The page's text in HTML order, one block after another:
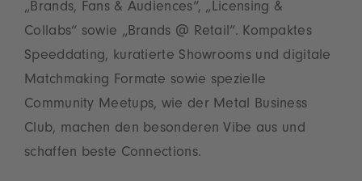
„Brands, Fans & Audiences“, „Licensing &
Collabs“ sowie „Brands @ Retail“. Kompaktes
Speeddating, kuratierte Showrooms und digitale
Matchmaking Formate sowie spezielle
Community Meetups, wie der Metal Business
Club, machen den besonderen Vibe aus und
schaffen beste Connections.